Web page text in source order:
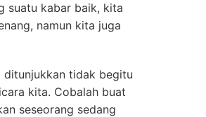
suatu kabar baik, kita
namun kita juga
ditunjukkan tidak begitu
kita. Cobalah buat
seseorang sedang